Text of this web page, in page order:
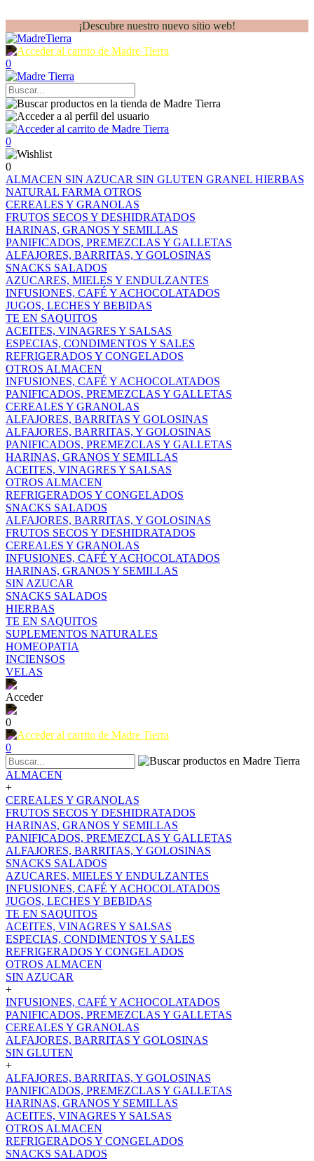
¡Descubre nuestro nuevo sitio web!
0
0
0
ALMACEN SIN AZUCAR SIN GLUTEN GRANEL HIERBAS
NATURAL FARMA OTROS
CEREALES Y GRANOLAS
FRUTOS SECOS Y DESHIDRATADOS
HARINAS, GRANOS Y SEMILLAS
PANIFICADOS, PREMEZCLAS Y GALLETAS
ALFAJORES, BARRITAS, Y GOLOSINAS
SNACKS SALADOS
AZUCARES, MIELES Y ENDULZANTES
INFUSIONES, CAFÉ Y ACHOCOLATADOS
JUGOS, LECHES Y BEBIDAS
TE EN SAQUITOS
ACEITES, VINAGRES Y SALSAS
ESPECIAS, CONDIMENTOS Y SALES
REFRIGERADOS Y CONGELADOS
OTROS ALMACEN
INFUSIONES, CAFÉ Y ACHOCOLATADOS
PANIFICADOS, PREMEZCLAS Y GALLETAS
CEREALES Y GRANOLAS
ALFAJORES, BARRITAS Y GOLOSINAS
ALFAJORES, BARRITAS, Y GOLOSINAS
PANIFICADOS, PREMEZCLAS Y GALLETAS
HARINAS, GRANOS Y SEMILLAS
ACEITES, VINAGRES Y SALSAS
OTROS ALMACEN
REFRIGERADOS Y CONGELADOS
SNACKS SALADOS
ALFAJORES, BARRITAS, Y GOLOSINAS
FRUTOS SECOS Y DESHIDRATADOS
CEREALES Y GRANOLAS
INFUSIONES, CAFÉ Y ACHOCOLATADOS
HARINAS, GRANOS Y SEMILLAS
SIN AZUCAR
SNACKS SALADOS
HIERBAS
TE EN SAQUITOS
SUPLEMENTOS NATURALES
HOMEOPATIA
INCIENSOS
VELAS
Acceder
0
0
ALMACEN
+
CEREALES Y GRANOLAS
FRUTOS SECOS Y DESHIDRATADOS
HARINAS, GRANOS Y SEMILLAS
PANIFICADOS, PREMEZCLAS Y GALLETAS
ALFAJORES, BARRITAS, Y GOLOSINAS
SNACKS SALADOS
AZUCARES, MIELES Y ENDULZANTES
INFUSIONES, CAFÉ Y ACHOCOLATADOS
JUGOS, LECHES Y BEBIDAS
TE EN SAQUITOS
ACEITES, VINAGRES Y SALSAS
ESPECIAS, CONDIMENTOS Y SALES
REFRIGERADOS Y CONGELADOS
OTROS ALMACEN
SIN AZUCAR
+
INFUSIONES, CAFÉ Y ACHOCOLATADOS
PANIFICADOS, PREMEZCLAS Y GALLETAS
CEREALES Y GRANOLAS
ALFAJORES, BARRITAS Y GOLOSINAS
SIN GLUTEN
+
ALFAJORES, BARRITAS, Y GOLOSINAS
PANIFICADOS, PREMEZCLAS Y GALLETAS
HARINAS, GRANOS Y SEMILLAS
ACEITES, VINAGRES Y SALSAS
OTROS ALMACEN
REFRIGERADOS Y CONGELADOS
SNACKS SALADOS